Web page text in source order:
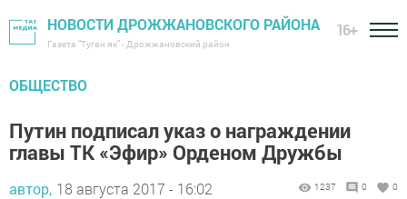
НОВОСТИ ДРОЖЖАНОВСКОГО РАЙОНА
Газета "Туган як" - Дрожжановский район
16+
ОБЩЕСТВО
Путин подписал указ о награждении
главы ТК «Эфир» Орденом Дружбы
автор, 18 августа 2017 - 16:02 1237 0 0